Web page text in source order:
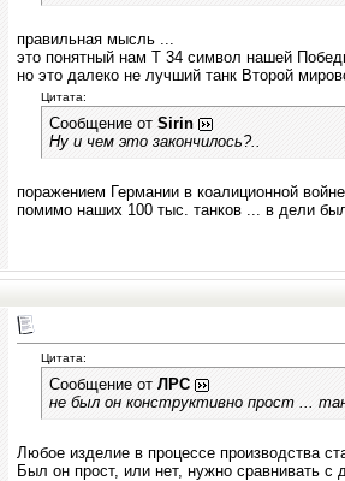
правильная мысль ...
это понятный нам Т 34 символ нашей
но это далеко не лучший танк Второй
Цитата:
Сообщение от Sirin
Ну и чем это закончилось?..
поражением Германии в коалиционной
помимо наших 100 тыс. танков ... в дели
Цитата:
Сообщение от ЛРС
не был он конструктивно прост ...
Любое изделие в процессе производства
Был он прост, или нет, нужно сравнивать с